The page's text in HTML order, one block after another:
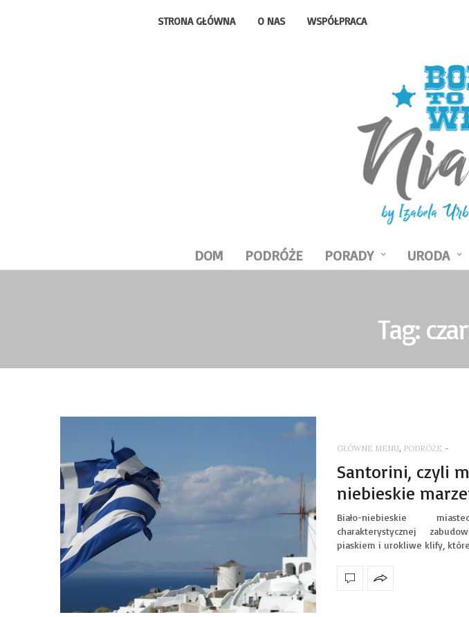
STRONA GŁÓWNA O NAS WSPÓŁPRACA
DOM PODRÓŻE PORADY URODA
Tag:
GŁÓWNE MENU, PODRÓŻE -
Santorini, czyli
niebieskie
Biało-niebieskie
charakterystycznej
piaskiem i urokliwe klify,